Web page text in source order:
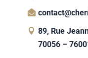
89, Rue
70056 –